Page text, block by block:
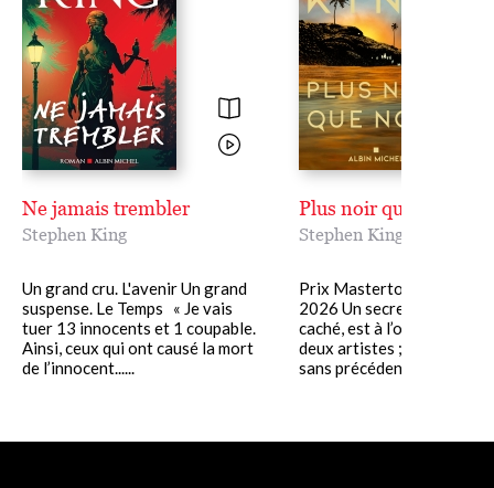
Ne jamais trembler
Stephen King
Un grand cru. L'avenir Un grand
suspense. Le Temps « Je vais
tuer 13 innocents et 1 coupable.
Ainsi, ceux qui ont causé la mort
de l’innocent......
Plus noir que noir
Stephen King
Prix Masterton des
2026 Un secret, longtemps
caché, est à l’origine du
deux artistes ; un flash
sans précédent......